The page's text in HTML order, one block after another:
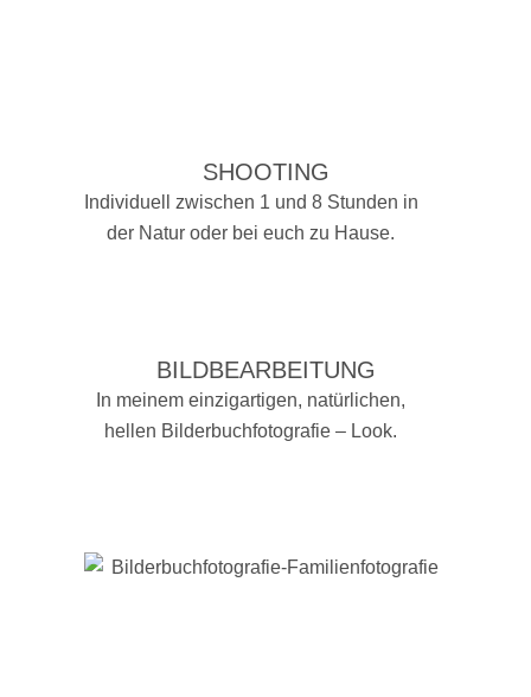
SHOOTING
Individuell zwischen 1 und 8 Stunden in
der Natur oder bei euch zu Hause.
BILDBEARBEITUNG
In meinem einzigartigen, natürlichen,
hellen Bilderbuchfotografie – Look.